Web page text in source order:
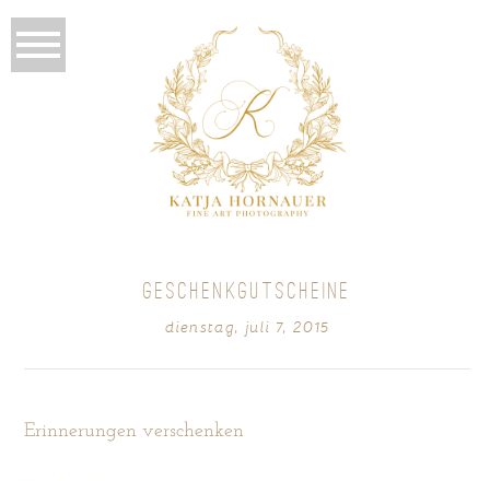
GESCHENKGUTSCHEINE
dienstag, juli 7, 2015
Erinnerungen verschenken